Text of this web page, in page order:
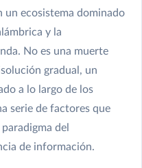
un ecosistema dominado
y la
No es una muerte
gradual, un
a lo largo de los
serie de factores que
del
de información.